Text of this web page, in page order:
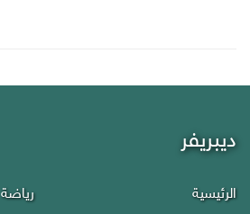
ديبريفر
الرئيسية رياضة